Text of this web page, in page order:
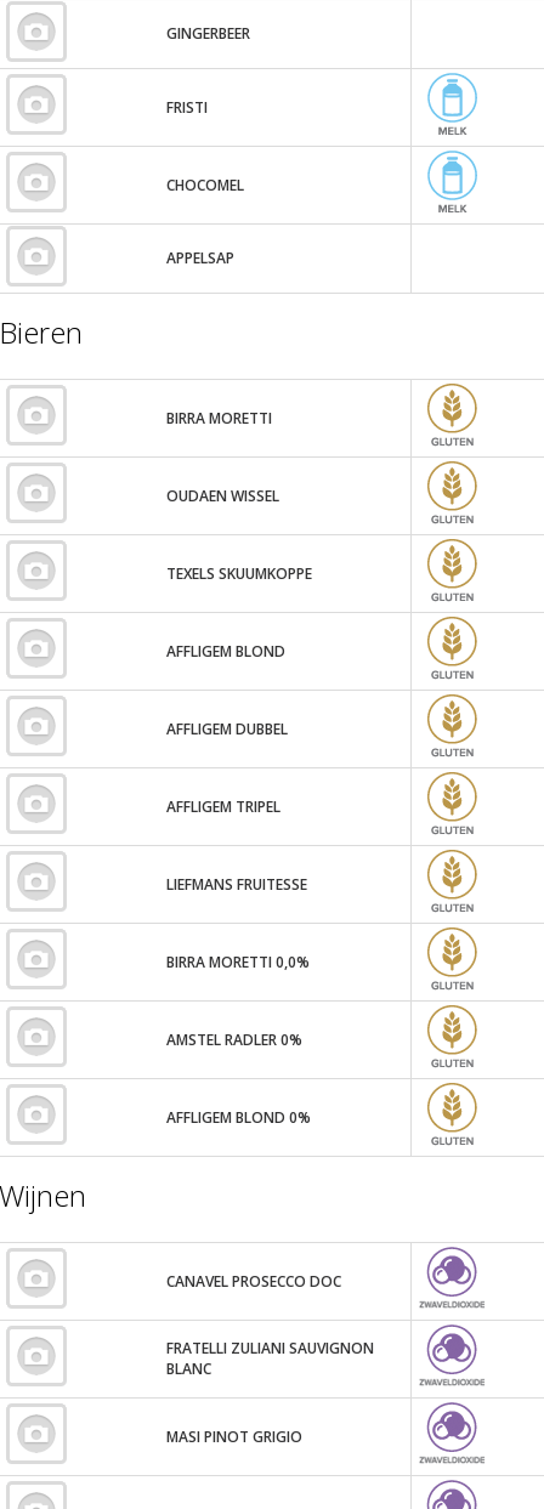
GINGERBEER
FRISTI
CHOCOMEL
APPELSAP
Bieren
BIRRA MORETTI
OUDAEN WISSEL
TEXELS SKUUMKOPPE
AFFLIGEM BLOND
AFFLIGEM DUBBEL
AFFLIGEM TRIPEL
LIEFMANS FRUITESSE
BIRRA MORETTI 0,0%
AMSTEL RADLER 0%
AFFLIGEM BLOND 0%
Wijnen
CANAVEL PROSECCO DOC
FRATELLI ZULIANI SAUVIGNON
BLANC
MASI PINOT GRIGIO